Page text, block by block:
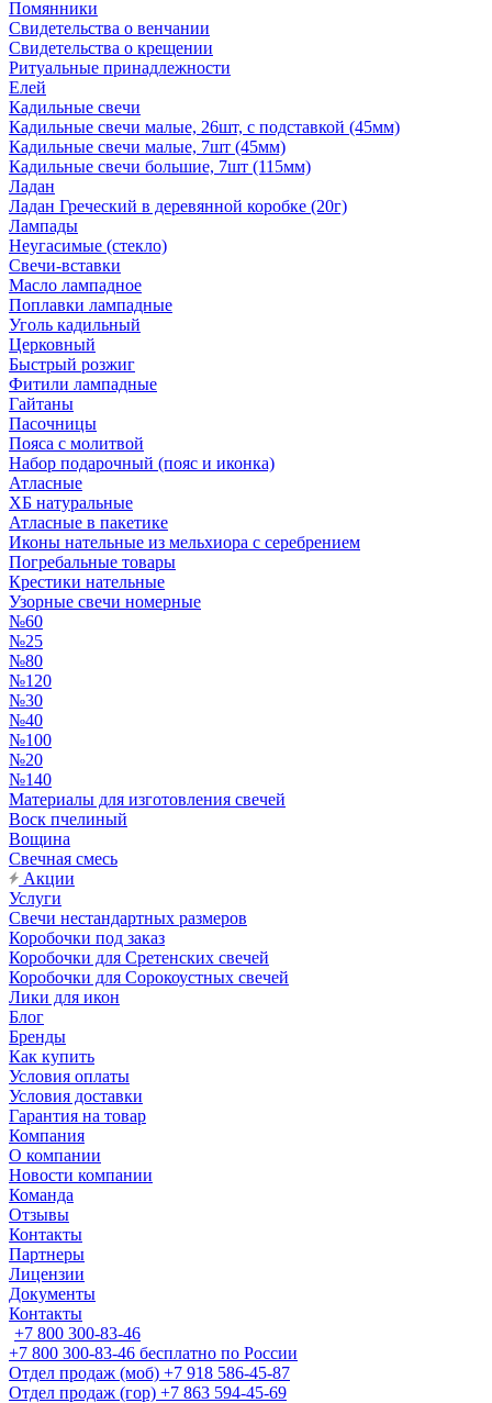
Помянники
Свидетельства о венчании
Свидетельства о крещении
Ритуальные принадлежности
Елей
Кадильные свечи
Кадильные свечи малые, 26шт, с подставкой (45мм)
Кадильные свечи малые, 7шт (45мм)
Кадильные свечи большие, 7шт (115мм)
Ладан
Ладан Греческий в деревянной коробке (20г)
Лампады
Неугасимые (стекло)
Свечи-вставки
Масло лампадное
Поплавки лампадные
Уголь кадильный
Церковный
Быстрый розжиг
Фитили лампадные
Гайтаны
Пасочницы
Пояса с молитвой
Набор подарочный (пояс и иконка)
Атласные
ХБ натуральные
Атласные в пакетике
Иконы нательные из мельхиора с серебрением
Погребальные товары
Крестики нательные
Узорные свечи номерные
№60
№25
№80
№120
№30
№40
№100
№20
№140
Материалы для изготовления свечей
Воск пчелиный
Вощина
Свечная смесь
Акции
Услуги
Свечи нестандартных размеров
Коробочки под заказ
Коробочки для Сретенских свечей
Коробочки для Сорокоустных свечей
Лики для икон
Блог
Бренды
Как купить
Условия оплаты
Условия доставки
Гарантия на товар
Компания
О компании
Новости компании
Команда
Отзывы
Контакты
Партнеры
Лицензии
Документы
Контакты
+7 800 300-83-46
+7 800 300-83-46 бесплатно по России
Отдел продаж (моб) +7 918 586-45-87
Отдел продаж (гор) +7 863 594-45-69